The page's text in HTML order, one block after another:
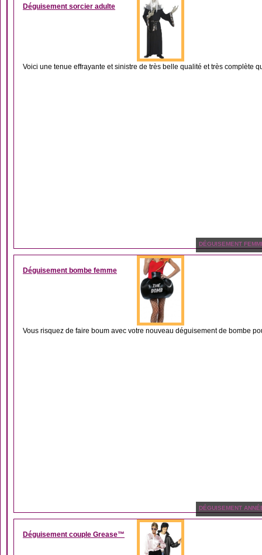
Déguisement sorcier adulte
Voici une tenue effrayante et sinistre de très belle qualité et très complète
DÉGUISEMENT
Déguisement bombe femme
Vous risquez de faire boum avec votre nouveau déguisement de bombe
DÉGUISEMENT
Déguisement couple Grease™